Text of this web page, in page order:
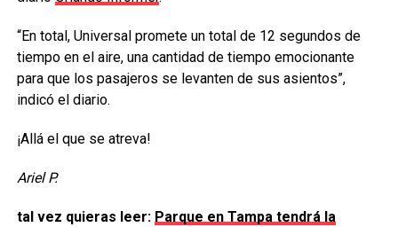
“En total, Universal promete un total de 12 segundos de
tiempo en el aire, una cantidad de tiempo emocionante
para que los pasajeros se levanten de sus asientos”,
indicó el diario.
¡Allá el que se atreva!
Ariel P.
tal vez quieras leer: Parque en Tampa tendrá la